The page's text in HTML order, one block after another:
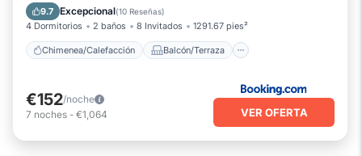
9.7 Excepcional(10 Reseñas)
4 Dormitorios 2 baños 8 Invitados 1291.67 pies²
Chimenea/Calefacción Balcón/Terraza
Aire acondicionado
€152/noche
7 noches - €1,064 VER OFERTA